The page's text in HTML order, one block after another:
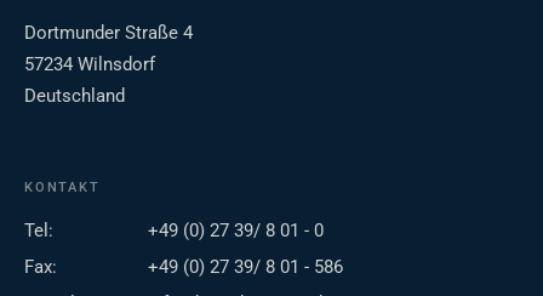
Dortmunder Straße 4
57234 Wilnsdorf
Deutschland
KONTAKT
Tel:
+49 (0) 27 39/ 8 01 - 0
Fax:
+49 (0) 27 39/ 8 01 - 586